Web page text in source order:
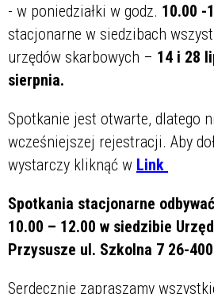
- w poniedziałki w godz. 10.00 -
stacjonarne w siedzibach
urzędów skarbowych – 14 i 28
sierpnia.
Spotkanie jest otwarte, dlatego
wcześniejszej rejestracji. Aby
wystarczy kliknąć w Link
Spotkania stacjonarne
10.00 – 12.00 w siedzibie
Przysusze ul. Szkolna 7 26-
Serdecznie zapraszamy